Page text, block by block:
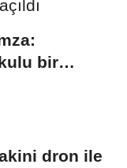
bir
dron ile